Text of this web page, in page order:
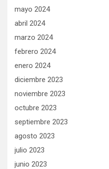
mayo 2024
abril 2024
marzo 2024
febrero 2024
enero 2024
diciembre 2023
noviembre 2023
octubre 2023
septiembre 2023
agosto 2023
julio 2023
junio 2023